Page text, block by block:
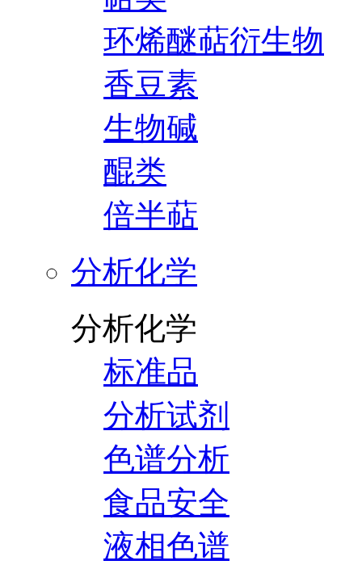
环烯醚萜衍生物
香豆素
生物碱
醌类
倍半萜
分析化学
分析化学
标准品
分析试剂
色谱分析
食品安全
液相色谱